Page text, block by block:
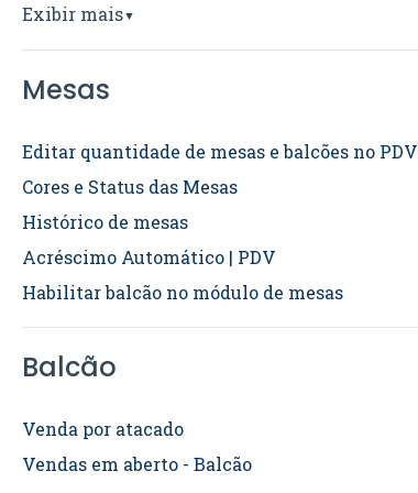
Exibir mais▼
Mesas
Editar quantidade de mesas e balcões no PDV
Cores e Status das Mesas
Histórico de mesas
Acréscimo Automático | PDV
Habilitar balcão no módulo de mesas
Balcão
Venda por atacado
Vendas em aberto - Balcão